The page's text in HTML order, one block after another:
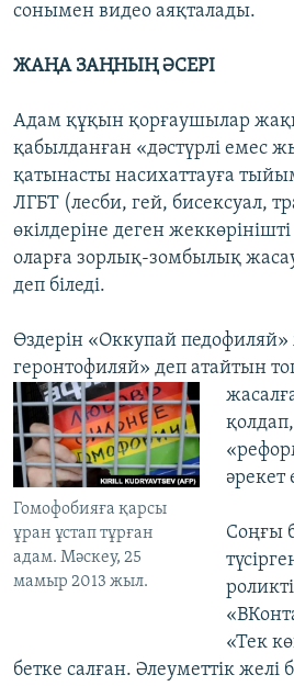
сонымен видео аяқталады.
ЖАҢА ЗАҢНЫҢ ӘСЕРІ
Адам құқын қорғаушылар
қабылданған «дәстүрлі емес
қатынасты насихаттауға
ЛГБТ (лесби, гей, бисексуал,
өкілдеріне деген
оларға зорлық-зомбылық
деп біледі.
Өздерін «Оккупай
геронтофиляй» деп атайтын
Гомофобияға қарсы
ұран ұстап тұрған
адам. Мәскеу, 25
мамыр 2013 жыл.
әрекет
Cоңғы
«Тек
бетке салған. Әлеуметтік